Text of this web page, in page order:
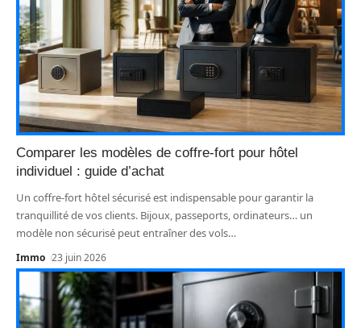
Comparer les modèles de coffre-fort pour hôtel
individuel : guide d’achat
Un coffre-fort hôtel sécurisé est indispensable pour garantir la
tranquillité de vos clients. Bijoux, passeports, ordinateurs… un
modèle non sécurisé peut entraîner des vols…
Immo 23 juin 2026